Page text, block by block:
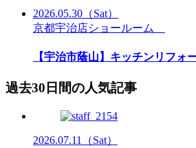
2026.05.30 （Sat）
京都宇治店ショールーム
【宇治市蔭山】キッチンリフ
過去30日間の人気記事
2026.07.11
（Sat）